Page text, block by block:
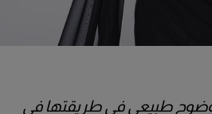
وضوح طبيعي في طريقتها في